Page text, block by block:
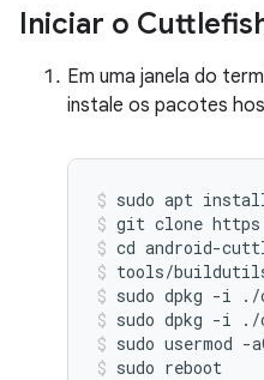
Iniciar o
Em uma janela do
instale os pacotes
sudo apt
git clone https
cd android-
tools/
sudo dpkg -i ./
sudo dpkg -i ./
sudo usermod -
sudo reboot